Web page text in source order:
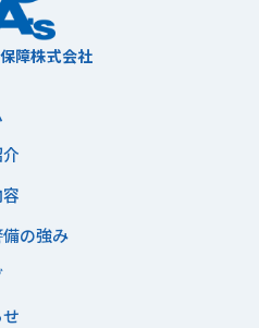
障株式会社
の強み